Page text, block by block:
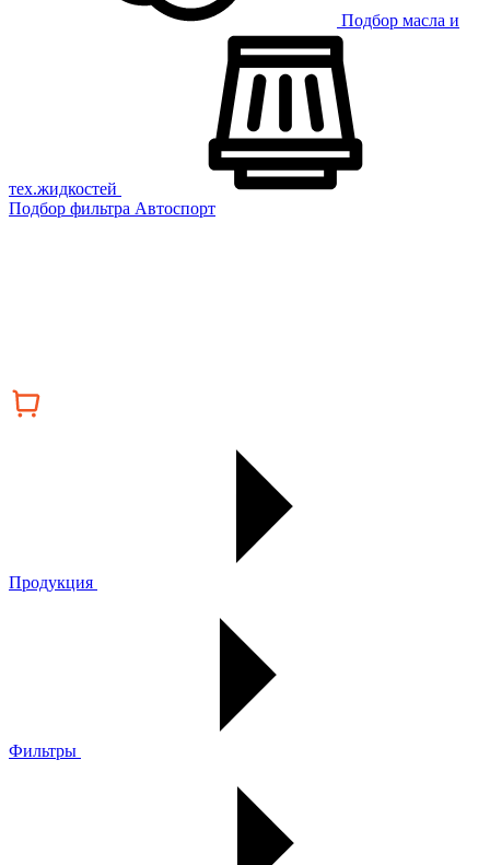
Подбор масла и
тех.жидкостей
Подбор фильтра Автоспорт
Продукция
Фильтры